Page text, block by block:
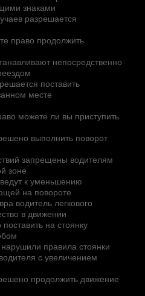
знаками
разрешается
право продолжить
непосредственно
поставить
месте
можете ли вы приступить
выполнить поворот
запрещены водителям
зоне
к уменьшению
на повороте
водитель легкового
в движении
на стоянку
правила стоянки
с увеличением
продолжить движение